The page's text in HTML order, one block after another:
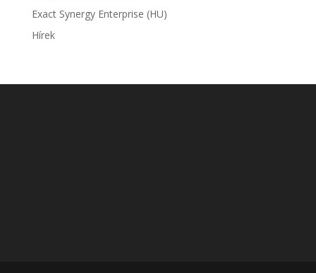
Exact Synergy Enterprise (HU)
Hírek